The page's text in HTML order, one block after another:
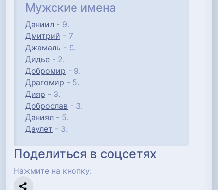
Мужские имена
Даниил - 9.
Дмитрий - 7.
Джамаль - 9.
Дидье - 2.
Добромир - 9.
Драгомир - 5.
Дияр - 3.
Доброслав - 3.
Даниял - 5.
Даулет - 3.
Поделиться в соцсетях
Нажмите на кнопку: